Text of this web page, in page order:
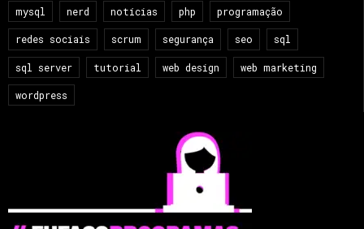
mysql nerd notícias php programação
redes sociais scrum segurança seo sql
sql server tutorial web design web marketing
wordpress